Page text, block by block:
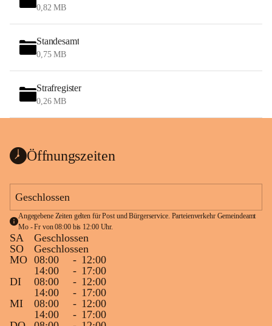
0,82 MB
Standesamt
0,75 MB
Strafregister
0,26 MB
Öffnungszeiten
Geschlossen
Angegebene Zeiten gelten für Post und Bürgerservice. Parteienverkehr Gemeindeamt
Mo - Fr von 08:00 bis 12:00 Uhr.
SA
Geschlossen
SO
Geschlossen
MO 08:00 - 12:00
14:00
- 17:00
DI
08:00 - 12:00
14:00
- 17:00
MI
08:00 - 12:00
14:00
- 17:00